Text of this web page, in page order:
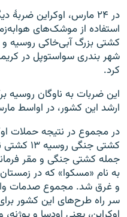
در ۲۴ مارس، اوکراین
استفاده از موشک‌های
کشتی بزرگ آبی‌خاکی روسیه
شهر بندری سواستوپل در
کرد.
این ضربات به ناوگان روسیه
ارشد این کشور، در اواسط
کشتی جنگی
جمله کشتی جنگی و مقر
و غرق شد. مجموع صدمات
سر راه طرح‌های این کشور